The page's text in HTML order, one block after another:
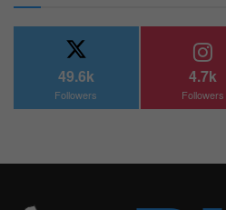
49.6k
Followers
4.7k
Followers